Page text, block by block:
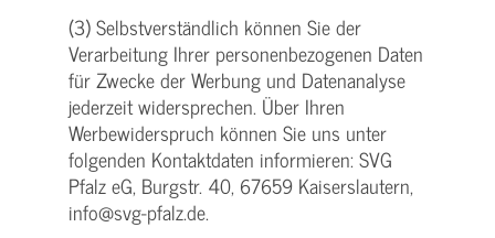
(3) Selbstverständlich können Sie der
Verarbeitung Ihrer personenbezogenen Daten
für Zwecke der Werbung und Datenanalyse
jederzeit widersprechen. Über Ihren
Werbewiderspruch können Sie uns unter
folgenden Kontaktdaten informieren: SVG
Pfalz eG, Burgstr. 40, 67659 Kaiserslautern,
info@svg-pfalz.de.